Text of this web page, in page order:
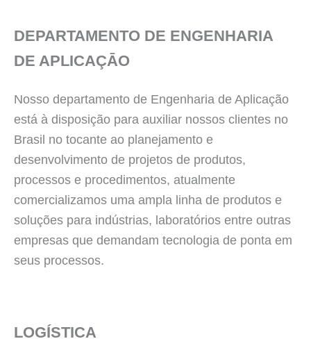
DEPARTAMENTO DE ENGENHARIA
DE APLICAÇĀO
Nosso departamento de Engenharia de Aplicação
está à disposição para auxiliar nossos clientes no
Brasil no tocante ao planejamento e
desenvolvimento de projetos de produtos,
processos e procedimentos, atualmente
comercializamos uma ampla linha de produtos e
soluções para indústrias, laboratórios entre outras
empresas que demandam tecnologia de ponta em
seus processos.
LOGÍSTICA